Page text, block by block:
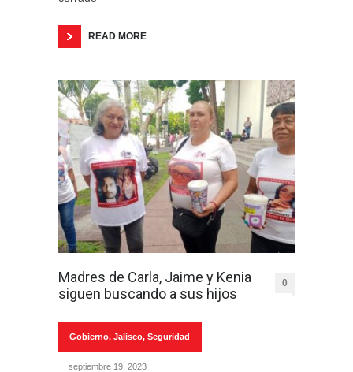
READ MORE
Madres de Carla, Jaime y Kenia
siguen buscando a sus hijos
0
Gobierno, Jalisco, Seguridad
septiembre 19, 2023